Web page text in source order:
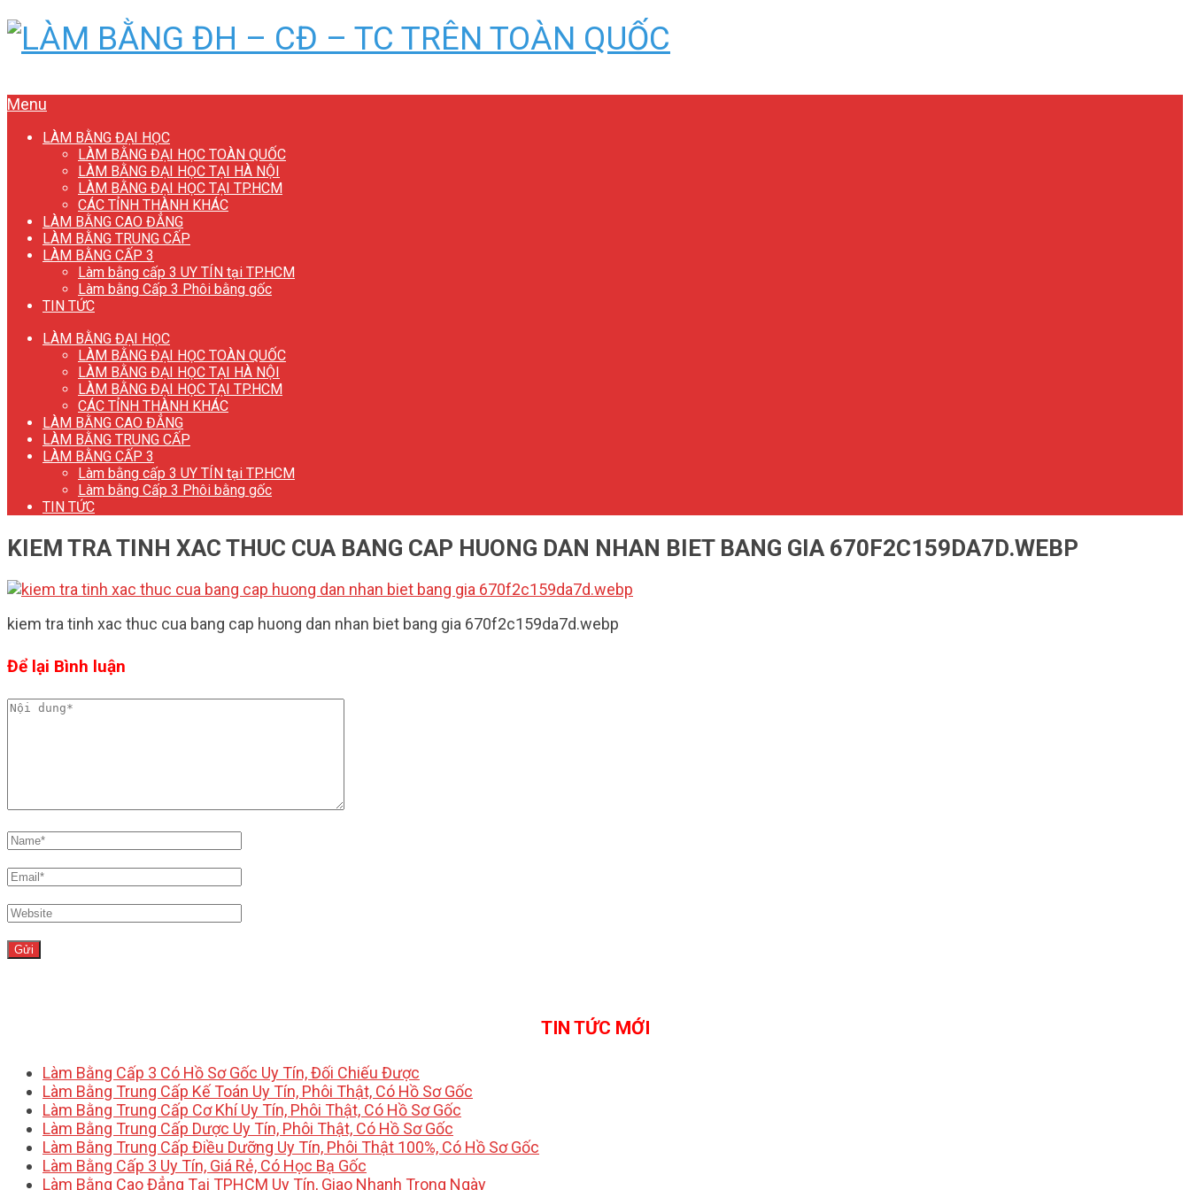
Menu
LÀM BẰNG ĐẠI HỌC
LÀM BẰNG ĐẠI HỌC TOÀN QUỐC
LÀM BẰNG ĐẠI HỌC TẠI HÀ NỘI
LÀM BẰNG ĐẠI HỌC TẠI TP.HCM
CÁC TỈNH THÀNH KHÁC
LÀM BẰNG CAO ĐẲNG
LÀM BẰNG TRUNG CẤP
LÀM BẰNG CẤP 3
Làm bằng cấp 3 UY TÍN tại TP.HCM
Làm bằng Cấp 3 Phôi bằng gốc
TIN TỨC
LÀM BẰNG ĐẠI HỌC
LÀM BẰNG ĐẠI HỌC TOÀN QUỐC
LÀM BẰNG ĐẠI HỌC TẠI HÀ NỘI
LÀM BẰNG ĐẠI HỌC TẠI TP.HCM
CÁC TỈNH THÀNH KHÁC
LÀM BẰNG CAO ĐẲNG
LÀM BẰNG TRUNG CẤP
LÀM BẰNG CẤP 3
Làm bằng cấp 3 UY TÍN tại TP.HCM
Làm bằng Cấp 3 Phôi bằng gốc
TIN TỨC
KIEM TRA TINH XAC THUC CUA BANG CAP HUONG DAN NHAN BIET BANG GIA 670F2C159DA7D.WEBP
kiem tra tinh xac thuc cua bang cap huong dan nhan biet bang gia 670f2c159da7d.webp
Để lại Bình luận
TIN TỨC MỚI
Làm Bằng Cấp 3 Có Hồ Sơ Gốc Uy Tín, Đối Chiếu Được
Làm Bằng Trung Cấp Kế Toán Uy Tín, Phôi Thật, Có Hồ Sơ Gốc
Làm Bằng Trung Cấp Cơ Khí Uy Tín, Phôi Thật, Có Hồ Sơ Gốc
Làm Bằng Trung Cấp Dược Uy Tín, Phôi Thật, Có Hồ Sơ Gốc
Làm Bằng Trung Cấp Điều Dưỡng Uy Tín, Phôi Thật 100%, Có Hồ Sơ Gốc
Làm Bằng Cấp 3 Uy Tín, Giá Rẻ, Có Học Bạ Gốc
Làm Bằng Cao Đẳng Tại TPHCM Uy Tín, Giao Nhanh Trong Ngày